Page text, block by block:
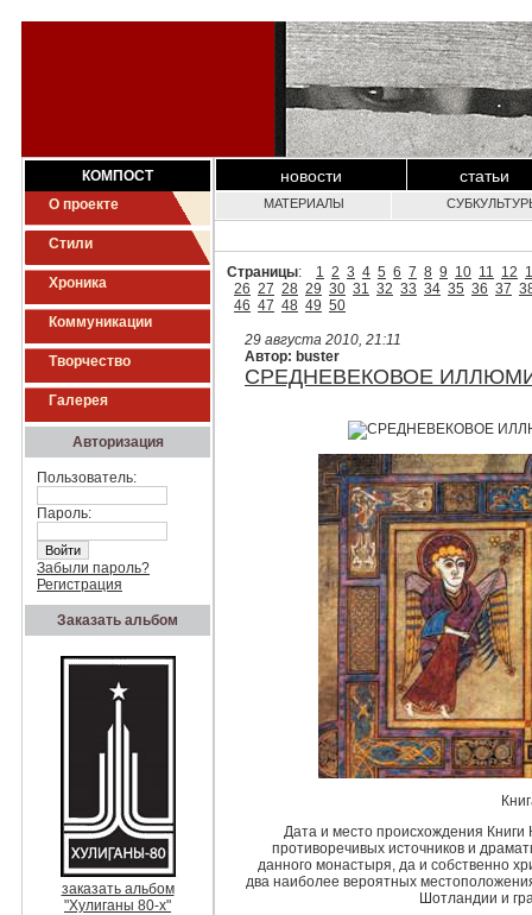
КОМПОСТ
О проекте
Стили
Хроника
Коммуникации
Творчество
Галерея
Авторизация
Пользователь:
Пароль:
Забыли пароль?
Регистрация
Заказать альбом
заказать альбом
"Хулиганы 80-х"
новости статьи
МАТЕРИАЛЫ
Страницы: 1 2 3 4 5 6 7 8 9 10 11 12
26 27 28 29 30 31 32 33 34 35 36 37
46 47 48 49 50
29 августа 2010, 21:11
Автор: buster
СРЕДНЕВЕКОВОЕ
Дата и место происхождения
противоречивых источников и
данного монастыря, да и собственно
два наиболее вероятных
Шотландии и